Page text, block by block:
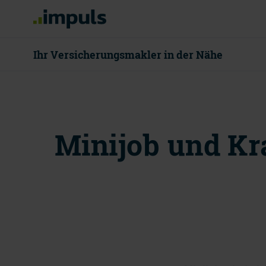
Ihr Versicherungsmakler in der Nähe
Mo - Do 8 -
Beratung
Minijob und